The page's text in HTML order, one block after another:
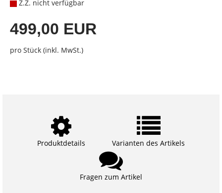
Z.Z. nicht verfügbar
499,00 EUR
pro Stück (inkl. MwSt.)
Produktdetails Varianten des Artikels
Fragen zum Artikel